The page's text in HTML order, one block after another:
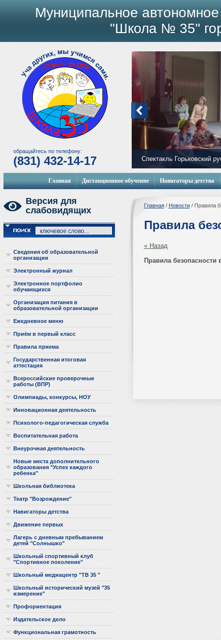
Спектакль Горьковский
Мобильный городок
обращайтесь по телефону:
(831) 432-14-17
Муниципальное
"Школа № 35"
Главная Дистанционное обучение Навигаторы детства
Версия для
слабовидящих
Сведения об образовательной
организации
Электронный журнал
Электронное портфолио
обучающихся
Организация питания в
образовательной организации
Ежедневное меню
Приём в первый класс
Правила приема
Государственная итоговая
аттестация
Всероссийские проверочные
работы (ВПР)
Олимпиады, конкурсы, НОУ
Инновационная деятельность
Психолого-педагогическая служба
Воспитательная работа
Внеурочная деятельность
Новые места дополнительного
образования "Успех каждого
ребенка"
Школьная библиотека
Театр "Возрождение"
Навигаторы детства
Движение первых
Лагерь с дневным пребыванием
детей "Солнышко"
Школьный спортивный клуб
"Спортивное поколение"
Школьный медиацентр "ТВ 35 "
Школьный исторический музей "35
измерение"
Профориентация
Издательское дело
Функциональная грамотность
Главная/ Новости/ Правила
Правила
« Назад
Правила безопасности